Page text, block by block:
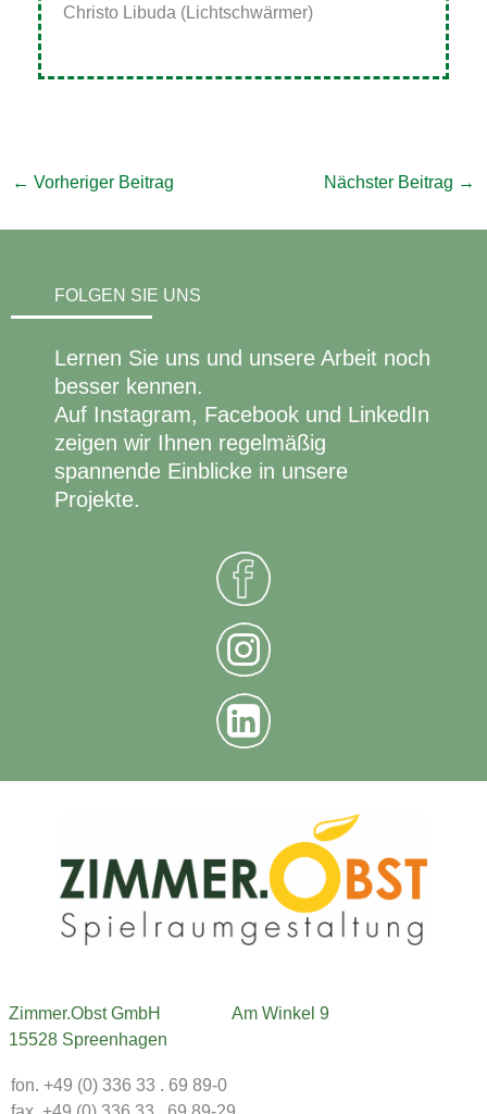
Christo Libuda (Lichtschwärmer)
← Vorheriger Beitrag Nächster Beitrag →
FOLGEN SIE UNS
Lernen Sie uns und unsere Arbeit noch
besser kennen.
Auf Instagram, Facebook und LinkedIn
zeigen wir Ihnen regelmäßig
spannende Einblicke in unsere
Projekte.
Zimmer.Obst GmbH
Am Winkel 9
15528 Spreenhagen
fon. +49 (0) 336 33 . 69 89-0